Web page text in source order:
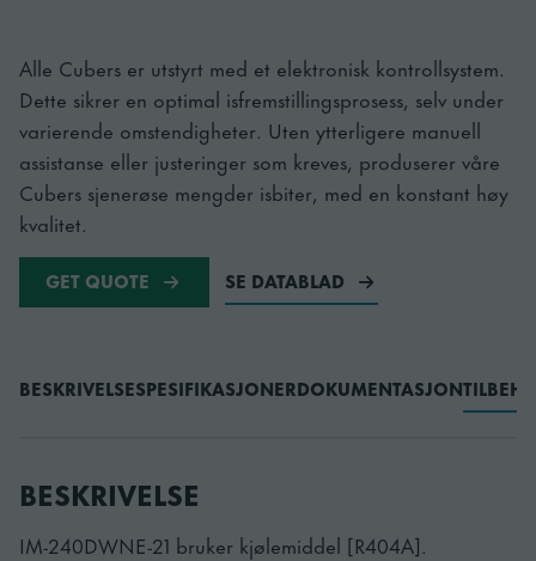
Alle Cubers er utstyrt med et elektronisk kontrollsystem.
Dette sikrer en optimal isfremstillingsprosess, selv under
varierende omstendigheter. Uten ytterligere manuell
assistanse eller justeringer som kreves, produserer våre
Cubers sjenerøse mengder isbiter, med en konstant høy
kvalitet.
GET QUOTE SE DATABLAD
BESKRIVELSESPESIFIKASJONERDOKUMENTASJON
BESKRIVELSE
IM-240DWNE-21 bruker kjølemiddel [R404A].